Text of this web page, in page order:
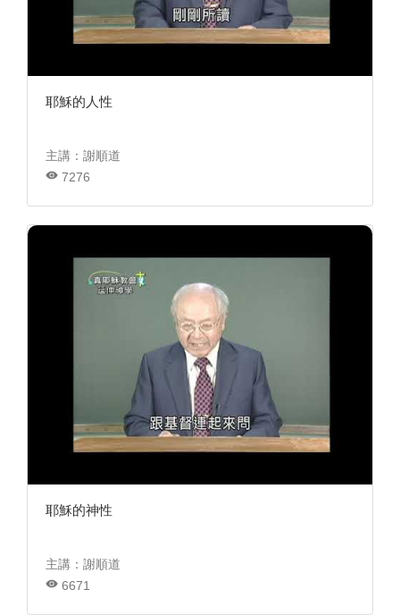
耶穌的人性
主講：謝順道
7276
耶穌的神性
主講：謝順道
6671